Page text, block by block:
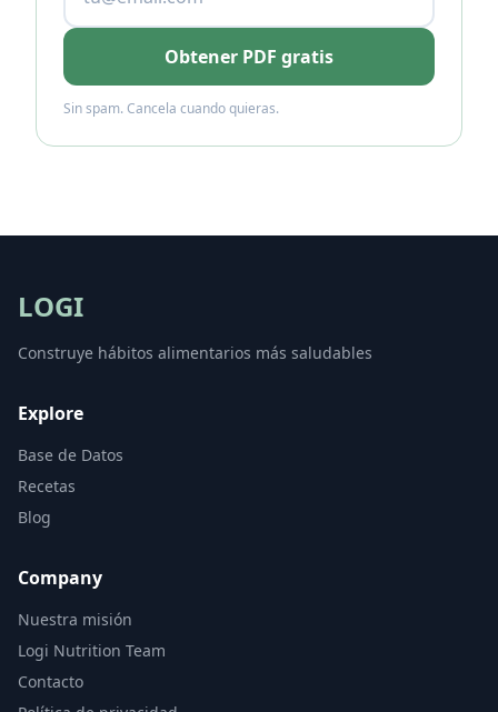
Obtener PDF gratis
Sin spam. Cancela cuando quieras.
LOGI
Construye hábitos alimentarios más saludables
Explore
Base de Datos
Recetas
Blog
Company
Nuestra misión
Logi Nutrition Team
Contacto